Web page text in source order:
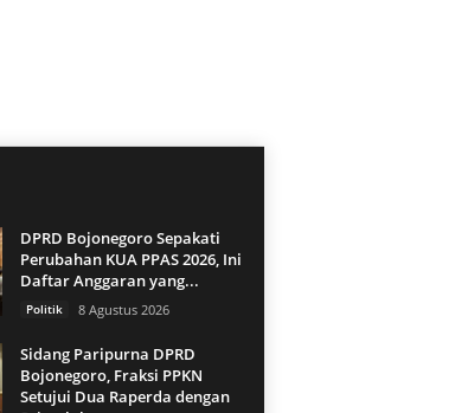
DPRD Bojonegoro Sepakati
Perubahan KUA PPAS 2026, Ini
Daftar Anggaran yang...
Politik 8 Agustus 2026
Sidang Paripurna DPRD
Bojonegoro, Fraksi PPKN
Setujui Dua Raperda dengan